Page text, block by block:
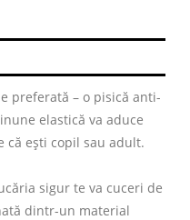
preferată – o pisică anti-
elastică va aduce
că ești copil sau adult.
sigur te va cuceri de
dintr-un material